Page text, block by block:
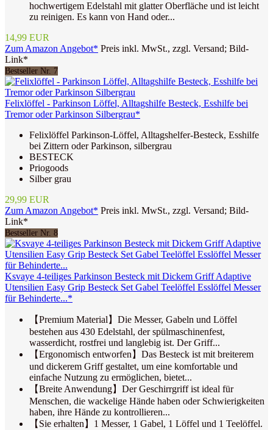
hochwertigem Edelstahl mit glatter Oberfläche und ist leicht
zu reinigen. Es kann von Hand oder...
14,99 EUR
Zum Amazon Angebot* Preis inkl. MwSt., zzgl. Versand; Bild-
Link*
Bestseller Nr. 7
Felixlöffel - Parkinson Löffel, Alltagshilfe Besteck, Esshilfe bei
Tremor oder Parkinson Silbergrau*
Felixlöffel Parkinson-Löffel, Alltagshelfer-Besteck, Esshilfe
bei Zittern oder Parkinson, silbergrau
BESTECK
Priogoods
Silber grau
29,99 EUR
Zum Amazon Angebot* Preis inkl. MwSt., zzgl. Versand; Bild-
Link*
Bestseller Nr. 8
Ksvaye 4-teiliges Parkinson Besteck mit Dickem Griff Adaptive
Utensilien Easy Grip Besteck Set Gabel Teelöffel Esslöffel Messer
für Behinderte...*
【Premium Material】Die Messer, Gabeln und Löffel
bestehen aus 430 Edelstahl, der spülmaschinenfest,
wasserdicht, rostfrei und langlebig ist. Der Griff...
【Ergonomisch entworfen】Das Besteck ist mit breiterem
und dickerem Griff gestaltet, um eine komfortable und
einfache Nutzung zu ermöglichen, bietet...
【Breite Anwendung】Der Geschirrgriff ist ideal für
Menschen, die wackelige Hände haben oder Schwierigkeiten
haben, ihre Hände zu kontrollieren...
【Sie erhalten】1 Messer, 1 Gabel, 1 Löffel und 1 Teelöffel.